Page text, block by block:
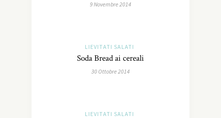
9 Novembre 2014
LIEVITATI SALATI
Soda Bread ai cereali
30 Ottobre 2014
LIEVITATI SALATI